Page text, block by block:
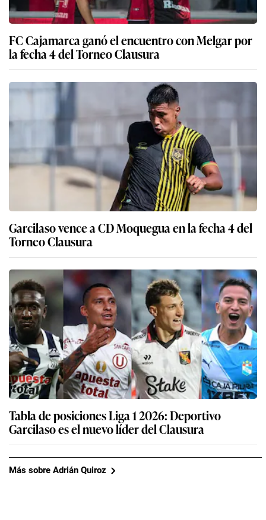
FC Cajamarca ganó el encuentro con Melgar por
la fecha 4 del Torneo Clausura
Garcilaso vence a CD Moquegua en la fecha 4 del
Torneo Clausura
Tabla de posiciones Liga 1 2026: Deportivo
Garcilaso es el nuevo líder del Clausura
Más sobre Adrián Quiroz